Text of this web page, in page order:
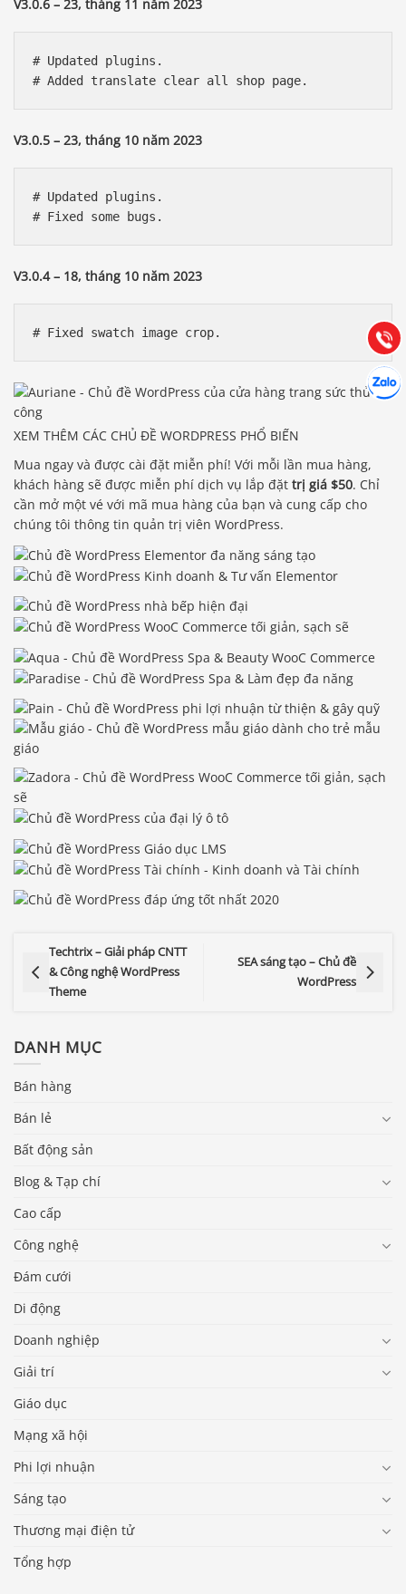
V3.0.6 – 23, tháng 11 năm 2023
# Updated plugins.
V3.0.5 – 23, tháng 10 năm 2023
# Updated plugins.
V3.0.4 – 18, tháng 10 năm 2023
XEM THÊM CÁC CHỦ ĐỀ WORDPRESS PHỔ BIẾN
Mua ngay và được cài đặt miễn phí! Với mỗi lần mua hàng,
khách hàng sẽ được miễn phí dịch vụ lắp đặt trị giá $50. Chỉ
cần mở một vé với mã mua hàng của bạn và cung cấp cho
chúng tôi thông tin quản trị viên WordPress.
Techtrix – Giải pháp CNTT
& Công nghệ WordPress
Theme
SEA sáng tạo – Chủ đề
WordPress
DANH MỤC
Bán hàng
Bán lẻ
Bất động sản
Blog & Tạp chí
Cao cấp
Công nghệ
Đám cưới
Di động
Doanh nghiệp
Giải trí
Giáo dục
Mạng xã hội
Phi lợi nhuận
Sáng tạo
Thương mại điện tử
Tổng hợp
Gọi
0903.976.769
(028) 22.166.144
Chát